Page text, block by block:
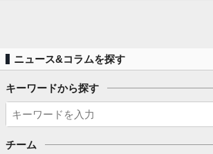
ニュース&コラムを探す
キーワードから探す
チーム